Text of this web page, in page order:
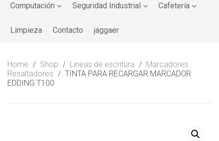
Computación Seguridad Industrial Cafetería
Limpieza Contacto jaggaer
Home / Shop / Lineas de escritura / Marcadores
Resaltadores / TINTA PARA RECARGAR MARCADOR
EDDING T100